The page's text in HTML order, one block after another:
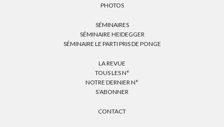
PHOTOS
SÉMINAIRES
SÉMINAIRE HEIDEGGER
SÉMINAIRE LE PARTI PRIS DE PONGE
LA REVUE
TOUS LES N°
NOTRE DERNIER N°
S’ABONNER
CONTACT